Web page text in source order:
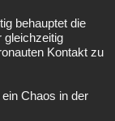
behauptet die
gleichzeitig
Kontakt zu
Chaos in der